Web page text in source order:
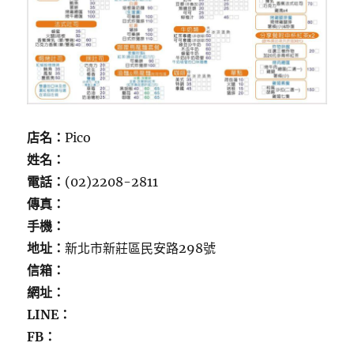
店名：Pico
姓名：
電話： (02)2208-2811
傳真：
手機：
地址：新北市新莊區民安路298號
信箱：
網址：
LINE：
FB：